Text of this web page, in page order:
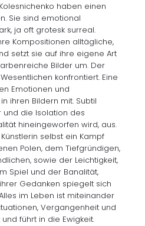
haben einen
Sie sind emotional
ja oft grotesk surreal.
Kompositionen alltägliche,
setzt sie auf ihre eigene Art
Bilder um. Der
konfrontiert. Eine
Emotionen und
ihren Bildern mit. Subtil
und die Isolation des
hineingeworfen wird, aus.
selbst ein Kampf
Polen, dem Tiefgründigen,
sowie der Leichtigkeit,
Spiel und der Banalität,
Gedanken spiegelt sich
im Leben ist miteinander
Vergangenheit und
führt in die Ewigkeit.